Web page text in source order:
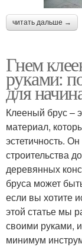
читать дальше →
Гнем
руками:
для
Клееный брус –
материал,
эстетичность.
строительства
деревянных
бруса может
если вы хотите
этой статье мы
своими руками,
минимум